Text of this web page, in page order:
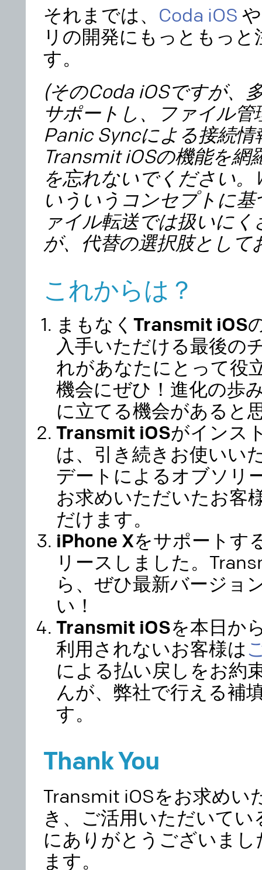
それまでは、 Coda iOS
リの開発にもっともっ
す。
(そのCoda iOSですが、
サポートし、ファイル
Panic Syncによる接続
Transmit iOSの機能を網
を忘れないでください
いういうコンセプトに
ァイル転送では扱いに
が、代替の選択肢として
これからは？
まもなくTransmit iOS
入手いただける最後の
れがあなたにとって役
機会にぜひ！進化の歩
に立てる機会があると
Transmit iOSがインス
は、引き続きお使いい
デートによるオブソリ
お求めいただいたお客
だけます。
iPhone Xをサポートす
リースしました。
ら、ぜひ最新バージョ
い！
Transmit iOSを本日か
利用されないお客様は
による払い戻しをお約
んが、弊社で行える補
す。
Thank You
Transmit iOSをお求めい
き、ご活用いただいて
にありがとうございま
ます。